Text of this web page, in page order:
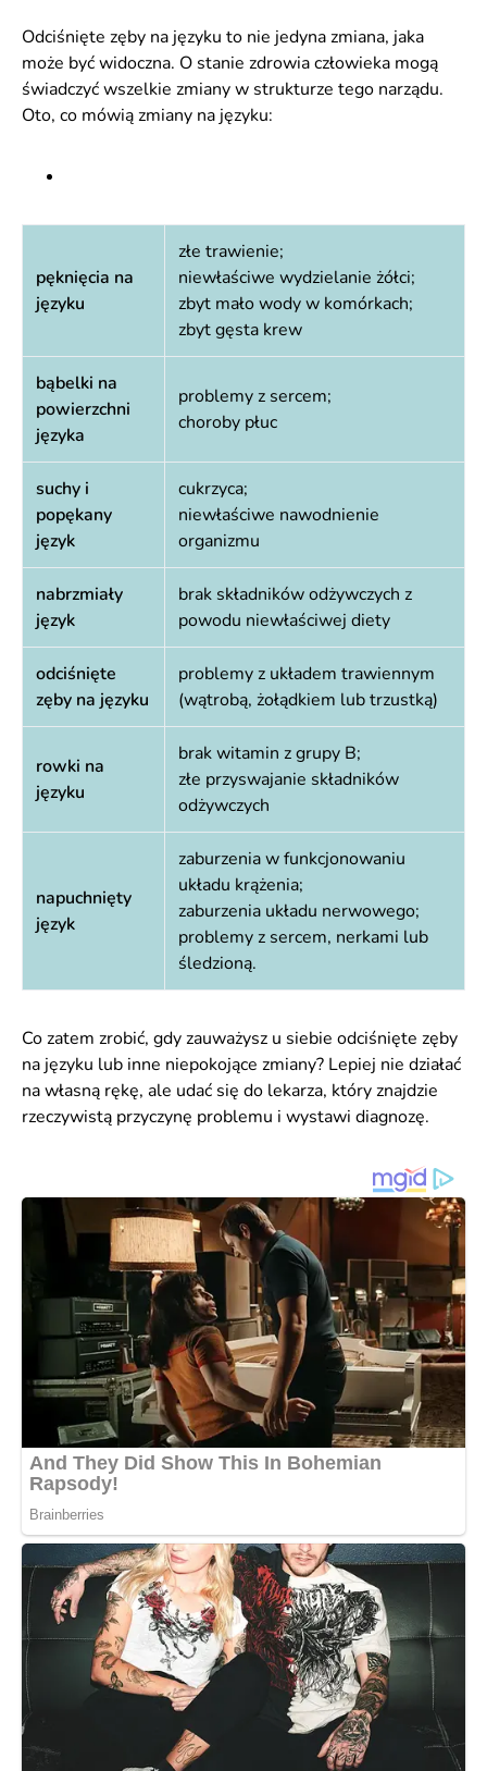
Odciśnięte zęby na języku to nie jedyna zmiana, jaka
może być widoczna. O stanie zdrowia człowieka mogą
świadczyć wszelkie zmiany w strukturze tego narządu.
Oto, co mówią zmiany na języku:
pęknięcia na
języku
złe trawienie;
niewłaściwe wydzielanie żółci;
zbyt mało wody w komórkach;
zbyt gęsta krew
bąbelki na
powierzchni
języka
problemy z sercem;
choroby płuc
suchy i
popękany
język
cukrzyca;
niewłaściwe nawodnienie
organizmu
nabrzmiały
język
brak składników odżywczych z
powodu niewłaściwej diety
odciśnięte
zęby na języku
problemy z układem trawiennym
(wątrobą, żołądkiem lub trzustką)
rowki na
języku
brak witamin z grupy B;
złe przyswajanie składników
odżywczych
napuchnięty
język
zaburzenia w funkcjonowaniu
układu krążenia;
zaburzenia układu nerwowego;
problemy z sercem, nerkami lub
śledzioną.
Co zatem zrobić, gdy zauważysz u siebie odciśnięte zęby
na języku lub inne niepokojące zmiany? Lepiej nie działać
na własną rękę, ale udać się do lekarza, który znajdzie
rzeczywistą przyczynę problemu i wystawi diagnozę.